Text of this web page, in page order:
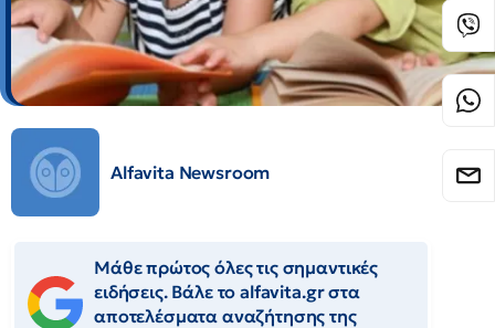
Alfavita Newsroom
Μάθε πρώτος όλες τις σημαντικές
ειδήσεις. Βάλε το alfavita.gr στα
αποτελέσματα αναζήτησης της